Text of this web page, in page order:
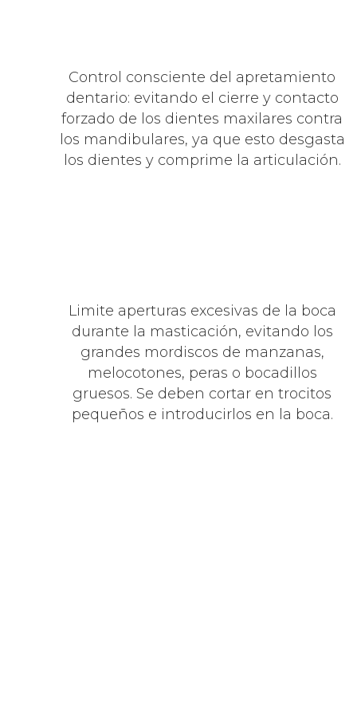
Control consciente del apretamiento
dentario: evitando el cierre y contacto
forzado de los dientes maxilares contra
los mandibulares, ya que esto desgasta
los dientes y comprime la articulación.
Limite aperturas excesivas de la boca
durante la masticación, evitando los
grandes mordiscos de manzanas,
melocotones, peras o bocadillos
gruesos. Se deben cortar en trocitos
pequeños e introducirlos en la boca.